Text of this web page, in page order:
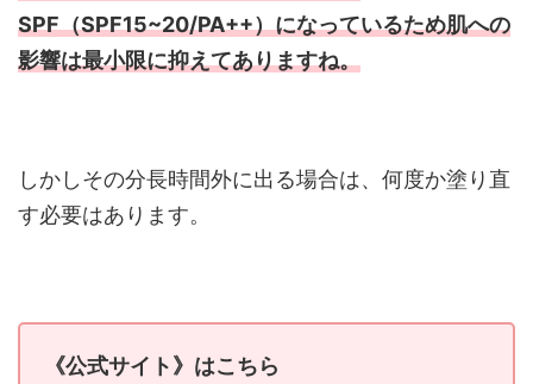
SPF（SPF15~20/PA++）になっているため肌への
影響は最小限に抑えてありますね。
しかしその分長時間外に出る場合は、何度か塗り直
す必要はあります。
《公式サイト》はこちら